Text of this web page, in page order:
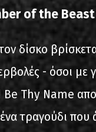
of the Beast
δίσκο
- όσοι με
Thy Name
τραγούδι